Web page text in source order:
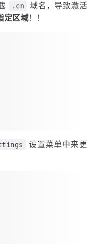
.cn
域名，导致激活
定区域！！
设置菜单中来更